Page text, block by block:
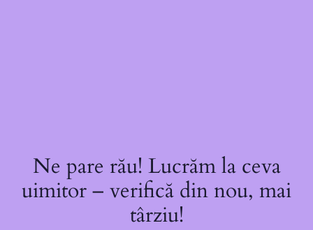
Ne pare rău! Lucrăm la ceva
uimitor – verifică din nou, mai
târziu!